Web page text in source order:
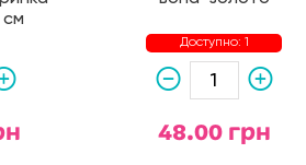
Доступно: 1
48.00 грн